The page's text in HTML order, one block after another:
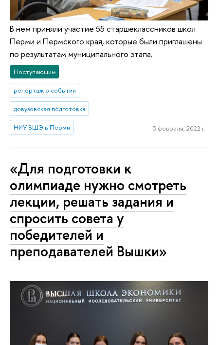
В нем приняли участие 55 старшеклассников школ
Перми и Пермского края, которые были приглашены
по результатам муниципального этапа.
Поступающим
репортаж о событии
довузовская подготовка
НИУ ВШЭ в Перми 3 февраля, 2022 г.
«Для подготовки к
олимпиаде нужно смотреть
лекции, решать задания и
спросить совета у
победителей и
преподавателей Вышки»